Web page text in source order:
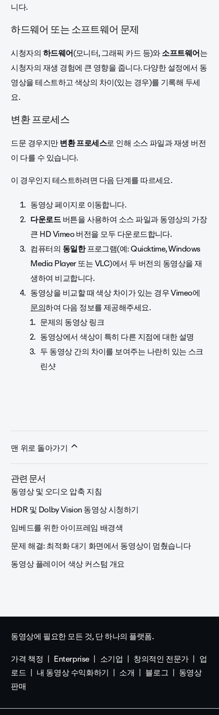
니다.
하드웨어 또는 소프트웨어 문제
시청자의하드웨어(모니터, 그래픽 카드 등)와소프트웨어는
시청자의 재생 경험에 큰 영향을 줍니다. 다양한 설정에서 동
영상을 테스트하고 색상의 차이(있는 경우)를 기록해 두세
요.
변환 프로세스
드문 경우지만변환프로세스로 인해 소스 파일과 재생 버전
이 다를 수 있습니다.
이 경우인지 테스트하려면 다음 단계를 따르세요.
동영상 페이지로 이동합니다.
다운로드버튼을 사용하여 소스 파일과 동영상의 가장
큰 HD Vimeo 버전을 모두 다운로드합니다.
컴퓨터의 동일한프로그램(예: Quicktime, Windows
Media Player 또는 VLC)에서 두 버전의 동영상을 재
생하여 비교합니다.
동영상을 비교할 때 색상 차이가 있는 경우 Vimeo에
문의하여 다음 정보를 제공해주세요.
문제의 동영상 링크
동영상에서 색상이 특히 다른 지점에 대한 설명
두 동영상 간의 차이를 보여주는 나란히 있는 스크
린샷
맨 위로 돌아가기
관련 문서
동영상 및 오디오 압축 지침
HDR 및 Dolby Vision 동영상 시청하기
임베드를 위한 아이프레임 배경색
문제 해결: 최적화 대기 화면에서 동영상이 멈췄습니다
동영상 플레이어 색상 커스텀 개요
동영상에 필요한 모든 것, 단 하나의 플랫폼.
가격 책정
Enterprise 소기업 창의적인 전문가
업
로드
내 동영상 수익화하기 소개 블로그
동영상
판매